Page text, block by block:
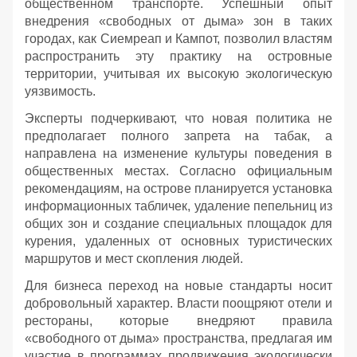
общественном транспорте. Успешный опыт
внедрения «свободных от дыма» зон в таких
городах, как Сиемреап и Кампот, позволил властям
распространить эту практику на островные
территории, учитывая их высокую экологическую
уязвимость.
Эксперты подчеркивают, что новая политика не
предполагает полного запрета на табак, а
направлена на изменение культуры поведения в
общественных местах. Согласно официальным
рекомендациям, на острове планируется установка
информационных табличек, удаление пепельниц из
общих зон и создание специальных площадок для
курения, удаленных от основных туристических
маршрутов и мест скопления людей.
Для бизнеса переход на новые стандарты носит
добровольный характер. Власти поощряют отели и
рестораны, которые внедряют правила
«свободного от дыма» пространства, предлагая им